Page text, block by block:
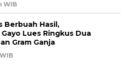
WIB
Berbuah Hasil,
Lues Ringkus Dua
Gram Ganja